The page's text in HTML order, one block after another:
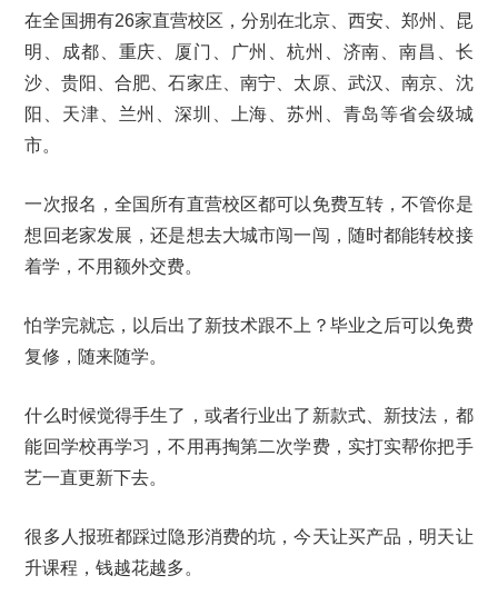
在全国拥有26家直营校区，分别在北京、西安、郑州、昆
明、成都、重庆、厦门、广州、杭州、济南、南昌、长
沙、贵阳、合肥、石家庄、南宁、太原、武汉、南京、沈
阳、天津、兰州、深圳、上海、苏州、青岛等省会级城
市。
一次报名，全国所有直营校区都可以免费互转，不管你是
想回老家发展，还是想去大城市闯一闯，随时都能转校接
着学，不用额外交费。
怕学完就忘，以后出了新技术跟不上？毕业之后可以免费
复修，随来随学。
什么时候觉得手生了，或者行业出了新款式、新技法，都
能回学校再学习，不用再掏第二次学费，实打实帮你把手
艺一直更新下去。
很多人报班都踩过隐形消费的坑，今天让买产品，明天让
升课程，钱越花越多。